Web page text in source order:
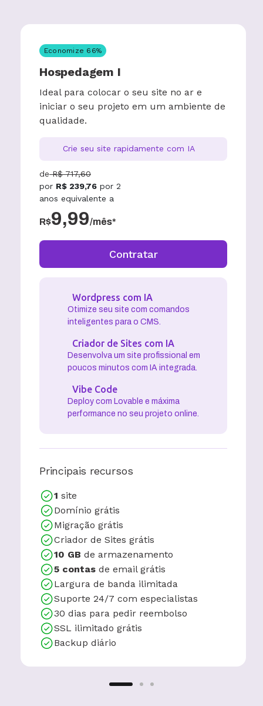
Economize 66%
Hospedagem I
Ideal para colocar o seu site no ar e
iniciar o seu projeto em um ambiente de
qualidade.
Crie seu site rapidamente com IA
de R$ 717,60
por R$ 239,76 por 2
anos equivalente a
R$9,99/mês*
Contratar
Wordpress com IA
Otimize seu site com comandos
inteligentes para o CMS.
Criador de Sites com IA
Desenvolva um site profissional em
poucos minutos com IA integrada.
Vibe Code
Deploy com Lovable e máxima
performance no seu projeto online.
Principais recursos
1 site
Domínio grátis
Migração grátis
Criador de Sites grátis
10 GB de armazenamento
5 contas de email grátis
Largura de banda ilimitada
Suporte 24/7 com especialistas
30 dias para pedir reembolso
SSL ilimitado grátis
Backup diário